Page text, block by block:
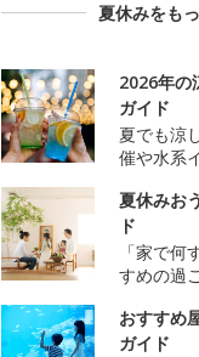
夏休みをも
2026年の
ガイド
夏でも涼
催や水系
夏休みお
ド
「家で何
すめの過
おすすめ
ガイド